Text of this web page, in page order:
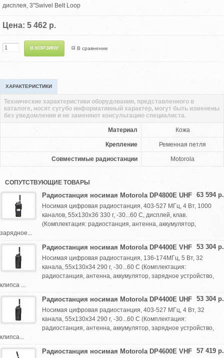
дисплея, 3"Swivel Belt Loop
Цена: 5 462 р.
В сравнение
ХАРАКТЕРИСТИКИ
Материал Кожа
Крепление Ременная петля
Совместимые радиостанции Motorola
Технические характеристики оборудования, представленного в
каталоге, носят сугубо информативный характер, могут быть изменены
без уведомления и не заменяют консультацию специалиста.
СОПУТСТВУЮЩИЕ ТОВАРЫ
63 594 р.
Радиостанция носимая Motorola DP4800E UHF
Носимая цифровая радиостанция, 403-527 МГц, 4 Вт, 1000
каналов, 55х130х36 330 г, -30...60 С, дисплей, клав.
(Комплектация: радиостанция, антенна, аккумулятор,
зарядное...
53 304 р.
Радиостанция носимая Motorola DP4400E VHF
Носимая цифровая радиостанция, 136-174МГц, 5 Вт, 32
канала, 55х130х34 290 г, -30...60 С (Комплектация:
радиостанция, антенна, аккумулятор, зарядное устройство,
клипса ...
53 304 р.
Радиостанция носимая Motorola DP4400E UHF
Носимая цифровая радиостанция, 403-527 МГц, 4 Вт, 32
канала, 55х130х34 290 г, -30...60 С (Комплектация:
радиостанция, антенна, аккумулятор, зарядное устройство,
клипса...
57 419 р.
Радиостанция носимая Motorola DP4600E VHF